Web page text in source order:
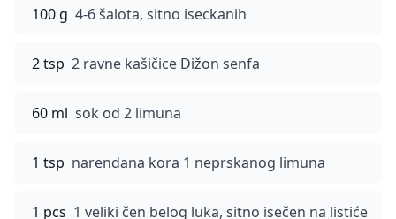
100 g 4-6 šalota, sitno iseckanih
2 tsp 2 ravne kašičice Dižon senfa
60 ml sok od 2 limuna
1 tsp narendana kora 1 neprskanog limuna
1 pcs 1 veliki čen belog luka, sitno isečen na listiće